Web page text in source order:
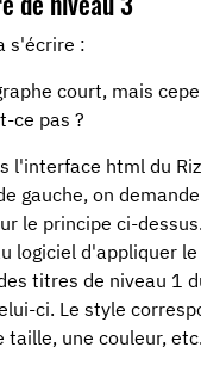
s'écrire :
court, mais
ce pas ?
l'interface html du
gauche, on
le principe ci-
logiciel d'appliquer
titres de niveau 1
ci. Le style
taille, une couleur, etc.